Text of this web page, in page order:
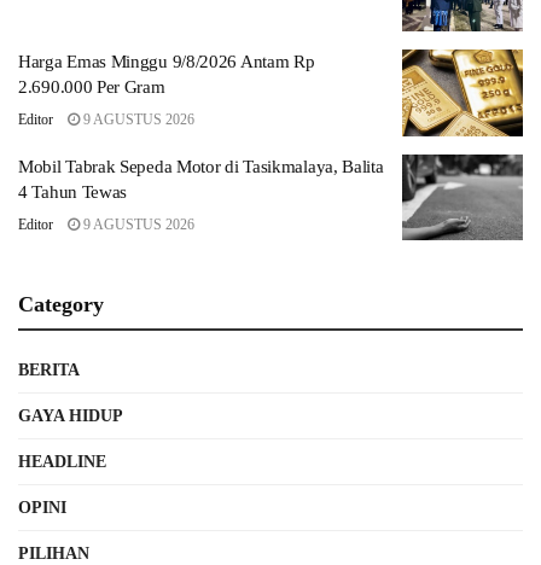
Harga Emas Minggu 9/8/2026 Antam Rp
2.690.000 Per Gram
Editor 9 AGUSTUS 2026
Mobil Tabrak Sepeda Motor di Tasikmalaya, Balita
4 Tahun Tewas
Editor 9 AGUSTUS 2026
Category
BERITA
GAYA HIDUP
HEADLINE
OPINI
PILIHAN